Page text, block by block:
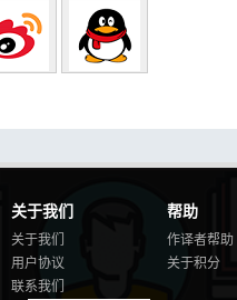
关于我们
关于我们
用户协议
联系我们
帮助
作译者帮助
关于积分